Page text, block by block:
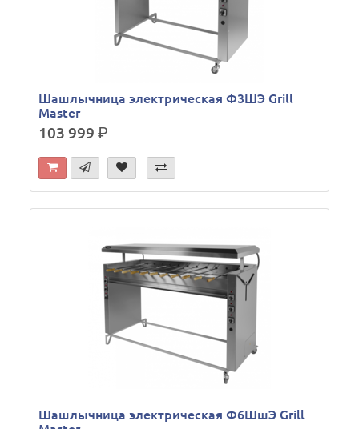
Шашлычница электрическая Ф3ШЭ Grill
Master
103 999р.
Шашлычница электрическая Ф6ШшЭ Grill